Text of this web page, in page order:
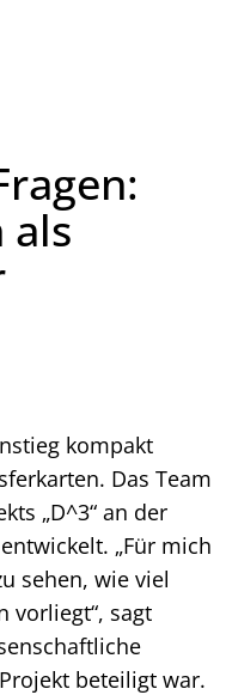
als
kompakt
Das Team
„D^3“ an der
„Für mich
sehen, wie viel
vorliegt“, sagt
beteiligt war.